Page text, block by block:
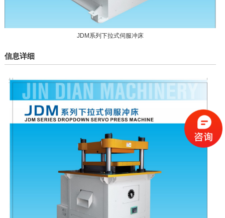
JDM系列下拉式伺服冲床
信息详细